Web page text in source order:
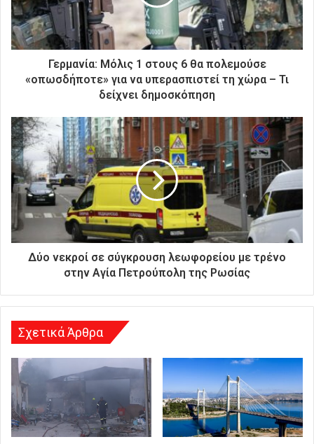
λ
ε
κ
τ
κ
ή
σ
α
ς
δ
ι
ε
ύ
σ
Γερμανία: Μόλις 1 στους 6 θα πολεμούσε
«οπωσδήποτε» για να υπερασπιστεί τη χώρα – Τι
δείχνει δημοσκόπηση
Δύο νεκροί σε σύγκρουση λεωφορείου με τρένο
στην Αγία Πετρούπολη της Ρωσίας
Σχετικά Άρθρα